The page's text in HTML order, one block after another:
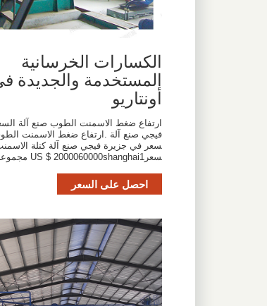
الكسارات الخرسانية
المستخدمة والجديدة
أونتاريو
ارتفاع ضغط الاسمنت الطوب صنع آلة
فيجي صنع آلة .ارتفاع ضغط الاسمنت
سعر في جزيرة فيجي صنع آلة كتلة
سعرUS $ 2000060000shanghai1 مجموعة معرف
احصل على السعر